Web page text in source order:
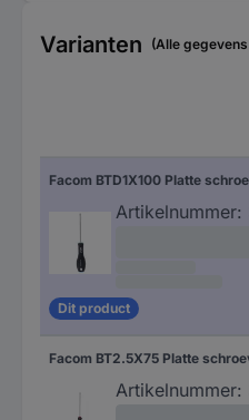
Varianten (Alle
Facom BTD1X100 Platte
Artikelnummer:
Dit product
Artikelnummer: